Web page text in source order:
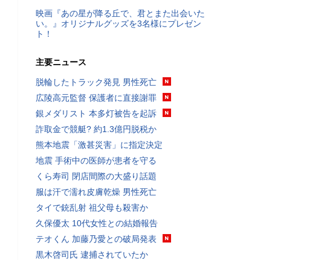
映画『あの星が降る丘で、君とまた出会いた
い。』オリジナルグッズを3名様にプレゼン
ト！
主要ニュース
脱輪したトラック発見 男性死亡
広陵高元監督 保護者に直接謝罪
銀メダリスト 本多灯被告を起訴
詐取金で競艇? 約1.3億円脱税か
熊本地震「激甚災害」に指定決定
地震 手術中の医師が患者を守る
くら寿司 閉店間際の大盛り話題
服は汗で濡れ皮膚乾燥 男性死亡
タイで銃乱射 祖父母も殺害か
久保優太 10代女性との結婚報告
テオくん 加藤乃愛との破局発表
黒木啓司氏 逮捕されていたか